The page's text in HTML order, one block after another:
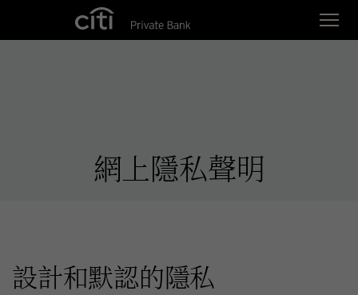
Skip navigation links
網上隱私聲明
設計和默認的隱私